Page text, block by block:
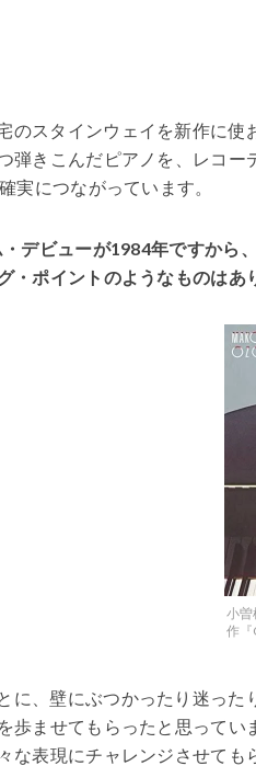
のスタインウェイを新作に
弾きこんだピアノを、レコ
実につながっています。
デビューが1984年ですから
・ポイントのようなものはあ
小
作
に、壁にぶつかったり迷っ
歩ませてもらったと思ってい
な表現にチャレンジさせて